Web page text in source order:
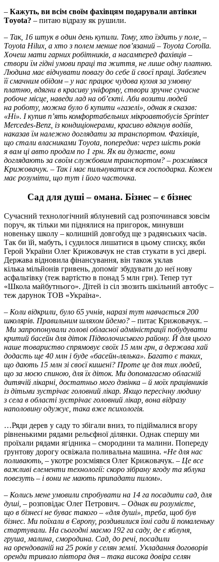
– Кажуть, ви всім своїм фа­хівцям подарували автівки
Тoyota? – питаю відразу як ру­шили.
– Так, 16 штук в один день купили. Тому, хто їздить у поле, –
Тoyota Hilux, а хто з полем менше пов’язаний – Toyota Corolla.
Хочеш мати гарних робітників, а насамперед фахівців –
створи їм гідні умови праці та життя, не лише одну платню.
Людина має відчувати повагу до себе й своєї праці. Забезпеч
її смачним обідом – у нас працює чудова кухня за умовну
платню, вдягни в красиву уніформу, створи зручне сучасне
робоче місце, наведи лад на об’єкті. Аби возити людей
на роботу, можна було б купити «газелі», однак я сказав:
«Ні». І купив п’ять комфортабельних мікроавтобусів Sprinter
Mercedes-Benz, із кондиціонерами, красиво вдягнув водіїв,
наказав їм належно доглядати за транспортом. Фахівців,
що стали власниками Тoyota, попередив: через шість років
я вам ці авто продам по 1 грн. Як ви думаєте, вони
доглядають за своїм службовим транспортом? – розсміявся
Крижовачук. – Так і має пильнуватися вся господарка. Кожен
має розуміти, що тут і його часточка.
Сад для душі – омана. Бізнес – є бізнес
Сучасний технологічний яблуневий сад розпочинався зовсім
поруч, як тільки ми піднялися на пригорок, минувши
новеньку школу – колишній довгобуд ще з радянських часів.
Так би їй, мабуть, і судилося лишатися в цьому списку, якби
Герой України Олег Крижовачук не став стукати в усі двері.
Держава відновила фінансування, він також уклав
кілька мільйонів гривень, допоміг збудувати до неї нову
асфальтівку (теж вартістю в понад 5 млн грн). Тепер тут
«Школа майбутнього». Дітей із сіл звозить шкільний автобус –
теж дарунок ТОВ «Україна».
– Коли відкрили, було 65 учнів, наразі тут навчається 200
школярів. Правильним шляхом йдемо? – питає Крижовачук. –
Ми запропонували голові обласної адміністрації побудувати
критий басейн для діток Підволочиського району. Й для цього
наше товариство спрямовує своїх 15 млн грн, а держава хай
додасть ще 40 млн і буде «басейн-лялька». Багато є таких,
що дають 15 млн зі своєї кишені? Проте це для тих людей,
що за моєю спиною, для їх діток. Ми допомагаємо обласній
дитячій лікарні, достатньо мого дзвінка – й моїх працівників
із дітьми зустрічає головний лікар. Якщо пересічну людину
з села в області зустрічає головний лікар, вона відразу
наполовину одужує, така вже психологія.
…Ряди дерев у саду то збігали вниз, то підіймалися вгору
рівненькими рядами рельєфної ділянки. Однак спершу ми
проїхали рядами ягідника – смородини та малини. Попереду
ґрунтову дорогу освіжала поливальна машина. «Не для нас
поливають, – укотре розсміявся Олег Крижовачук. – Це все
важливі елементи технології: скоро зібрану ягоду та яблука
повезуть – і вони не мають припадати пилом».
– Колись мене умовили спробувати на 14 га посадити сад, для
душі, – розповідає Олег Петрович. – Однак ви розумієте,
що в бізнесі не буває такого – «для душі», треба, щоб був
бізнес. Ми поїхали в Європу, роздивилися їхні сади й помаленьку
стартували. На сьогодні маємо 192 га саду, де є яблуня,
груша, малина, смородина. Сад, до речі, посадили
на орендованій на 25 років у селян землі. Укладання договорів
оренди тривало півтора дня – така висока довіра селян